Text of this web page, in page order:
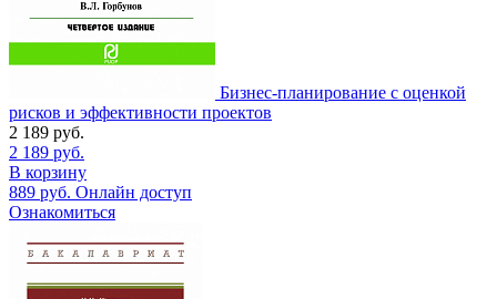
Бизнес-планирование с оценкой
рисков и эффективности проектов
2 189 руб.
2 189 руб.
В корзину
889 руб. Онлайн доступ
Ознакомиться